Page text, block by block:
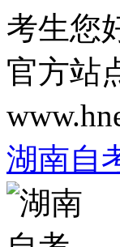
考生您
官方站
湖南自